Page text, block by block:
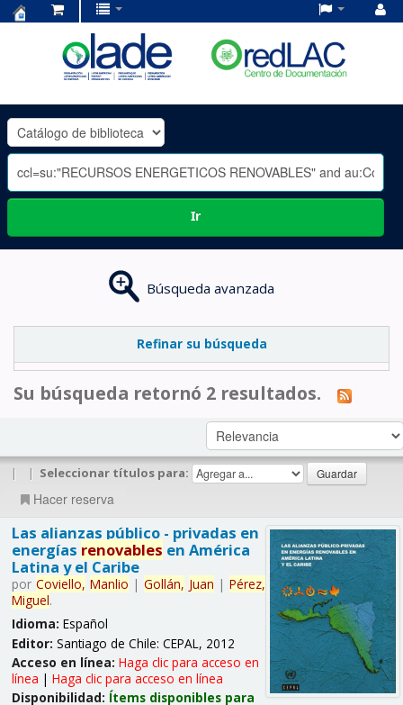
OLADE
-
Ir
Búsqueda avanzada
Refinar su búsqueda
Su búsqueda retornó 2 resultados.
| | Seleccionar títulos para:
Hacer reserva
Las alianzas público - privadas en
energías renovables en América
Latina y el Caribe
por Coviello, Manlio | Gollán, Juan | Pérez,
Miguel.
Idioma: Español
Editor: Santiago de Chile: CEPAL, 2012
Acceso en línea: Haga clic para acceso en
línea | Haga clic para acceso en línea
Disponibilidad: Ítems disponibles para